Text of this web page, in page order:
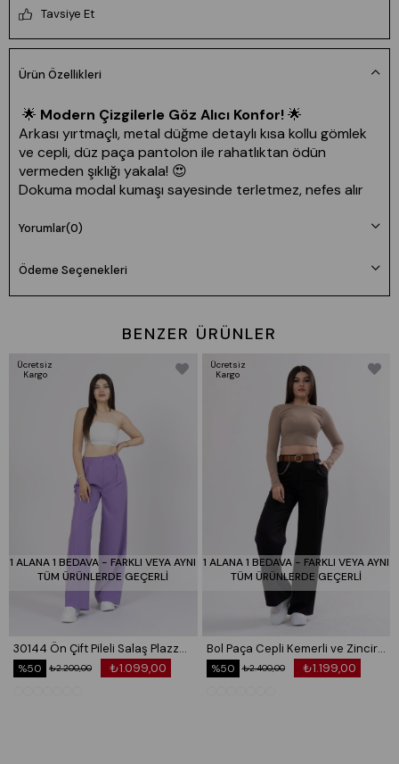
Tavsiye Et
Ürün Özellikleri
🌟 Modern Çizgilerle Göz Alıcı Konfor!🌟
Arkası yırtmaçlı, metal düğme detaylı kısa kollu gömlek
ve cepli, düz paça pantolon ile rahatlıktan ödün
vermeden şıklığı yakala! 😍
Dokuma modal kumaşı sayesinde terletmez, nefes alır
Her anına uyum sağlayan bu takım; ofiste, şehirde,
👚Kumaş:Dokuma Modal (Likrasız)
📏Uzunluk:Gömlek 65 cm | Pantolon 110 cm
38 Beden | 173 cm | 60 kg | 85/72/102
🆔
Yorumlar(0)
Ödeme Seçenekleri
BENZER ÜRÜNLER
1 ALANA 1 BEDAVA - FARKLI VEYA AYNI
TÜM ÜRÜNLERDE GEÇERLİ
30144 Ön Çift Pileli Salaş Plazzo Cepli Pantolon
₺1.099,00
₺2.200,00
%50
Ücretsiz
Kargo
1 ALANA 1 BEDAVA - FARKLI VEYA AYNI
TÜM ÜRÜNLERDE GEÇERLİ
Bol Paça Cepli Kemerli ve Zincir Detaylı Atlas Kumaş Pantolon 30024
₺1.199,00
₺2.400,00
%50
Ücretsiz
Kargo